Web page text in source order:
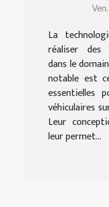
La
réaliser des
dans le
notable est
essentielles
véhiculaires
Leur
leur permet...